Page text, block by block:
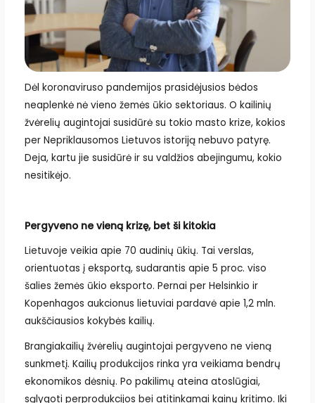
Dėl koronaviruso pandemijos prasidėjusios bėdos
neaplenkė nė vieno žemės ūkio sektoriaus. O kailinių
žvėrelių augintojai susidūrė su tokio masto krize, kokios
per Nepriklausomos Lietuvos istoriją nebuvo patyrę.
Deja, kartu jie susidūrė ir su valdžios abejingumu, kokio
nesitikėjo.
Pergyveno ne vieną krizę, bet ši kitokia
Lietuvoje veikia apie 70 audinių ūkių. Tai verslas,
orientuotas į eksportą, sudarantis apie 5 proc. viso
šalies žemės ūkio eksporto. Pernai per Helsinkio ir
Kopenhagos aukcionus lietuviai pardavė apie 1,2 mln.
aukščiausios kokybės kailių.
Brangiakailių žvėrelių augintojai pergyveno ne vieną
sunkmetį. Kailių produkcijos rinka yra veikiama bendrų
ekonomikos dėsnių. Po pakilimų ateina atoslūgiai,
sąlygoti perprodukcijos bei atitinkamai kainų kritimo. Iki